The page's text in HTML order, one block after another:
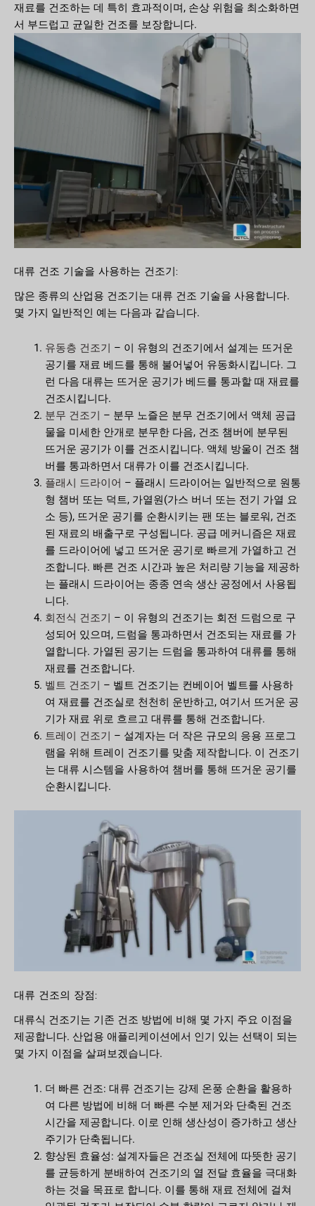
재료를 건조하는 데 특히 효과적이며, 손상 위험을 최소화하면
서 부드럽고 균일한 건조를 보장합니다.
대류 건조 기술을 사용하는 건조기:
많은 종류의 산업용 건조기는 대류 건조 기술을 사용합니다.
몇 가지 일반적인 예는 다음과 같습니다.
유동층 건조기 – 이 유형의 건조기에서 설계는 뜨거운
공기를 재료 베드를 통해 불어넣어 유동화시킵니다. 그
런 다음 대류는 뜨거운 공기가 베드를 통과할 때 재료를
건조시킵니다.
분무 건조기 – 분무 노즐은 분무 건조기에서 액체 공급
물을 미세한 안개로 분무한 다음, 건조 챔버에 분무된
뜨거운 공기가 이를 건조시킵니다. 액체 방울이 건조 챔
버를 통과하면서 대류가 이를 건조시킵니다.
플래시 드라이어 – 플래시 드라이어는 일반적으로 원통
형 챔버 또는 덕트, 가열원(가스 버너 또는 전기 가열 요
소 등), 뜨거운 공기를 순환시키는 팬 또는 블로워, 건조
된 재료의 배출구로 구성됩니다. 공급 메커니즘은 재료
를 드라이어에 넣고 뜨거운 공기로 빠르게 가열하고 건
조합니다. 빠른 건조 시간과 높은 처리량 기능을 제공하
는 플래시 드라이어는 종종 연속 생산 공정에서 사용됩
니다.
회전식 건조기 – 이 유형의 건조기는 회전 드럼으로 구
성되어 있으며, 드럼을 통과하면서 건조되는 재료를 가
열합니다. 가열된 공기는 드럼을 통과하여 대류를 통해
재료를 건조합니다.
벨트 건조기 – 벨트 건조기는 컨베이어 벨트를 사용하
여 재료를 건조실로 천천히 운반하고, 여기서 뜨거운 공
기가 재료 위로 흐르고 대류를 통해 건조합니다.
트레이 건조기 – 설계자는 더 작은 규모의 응용 프로그
램을 위해 트레이 건조기를 맞춤 제작합니다. 이 건조기
는 대류 시스템을 사용하여 챔버를 통해 뜨거운 공기를
순환시킵니다.
대류 건조의 장점:
대류식 건조기는 기존 건조 방법에 비해 몇 가지 주요 이점을
제공합니다. 산업용 애플리케이션에서 인기 있는 선택이 되는
몇 가지 이점을 살펴보겠습니다.
더 빠른 건조: 대류 건조기는 강제 온풍 순환을 활용하
여 다른 방법에 비해 더 빠른 수분 제거와 단축된 건조
시간을 제공합니다. 이로 인해 생산성이 증가하고 생산
주기가 단축됩니다.
향상된 효율성: 설계자들은 건조실 전체에 따뜻한 공기
를 균등하게 분배하여 건조기의 열 전달 효율을 극대화
하는 것을 목표로 합니다. 이를 통해 재료 전체에 걸쳐